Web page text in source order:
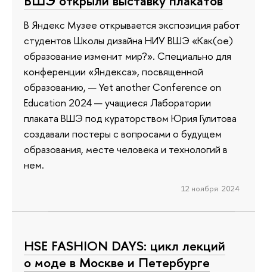
В Яндекс Музее открывается экспозиция работ
студентов Школы дизайна НИУ ВШЭ «Как(ое)
образование изменит мир?». Специально для
конференции «Яндекса», посвященной
образованию, — Yet another Conference on
Education 2024 — учащиеся Лаборатории
плаката ВШЭ под кураторством Юрия Гулитова
создавали постеры с вопросами о будущем
образования, месте человека и технологий в
нем.
12 ноября 2024
HSE FASHION DAYS: цикл лекций
о моде в Москве и Петербурге